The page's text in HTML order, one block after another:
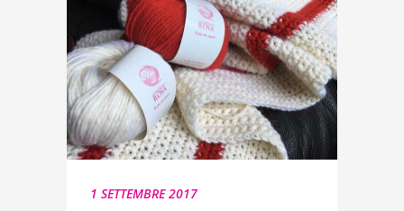
1 SETTEMBRE 2017